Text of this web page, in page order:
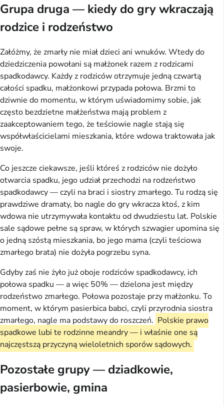
Grupa druga — kiedy do gry wkraczają
rodzice i rodzeństwo
Załóżmy, że zmarły nie miał dzieci ani wnuków. Wtedy do
dziedziczenia powołani są małżonek razem z rodzicami
spadkodawcy. Każdy z rodziców otrzymuje jedną czwartą
całości spadku, małżonkowi przypada połowa. Brzmi to
dziwnie do momentu, w którym uświadomimy sobie, jak
często bezdzietne małżeństwa mają problem z
zaakceptowaniem tego, że teściowie nagle stają się
współwłaścicielami mieszkania, które wdowa traktowała jak
swoje.
Co jeszcze ciekawsze, jeśli któreś z rodziców nie dożyło
otwarcia spadku, jego udział przechodzi na rodzeństwo
spadkodawcy — czyli na braci i siostry zmarłego. Tu rodzą się
prawdziwe dramaty, bo nagle do gry wkracza ktoś, z kim
wdowa nie utrzymywała kontaktu od dwudziestu lat. Polskie
sale sądowe pełne są spraw, w których szwagier upomina się
o jedną szóstą mieszkania, bo jego mama (czyli teściowa
zmarłego brata) nie dożyła pogrzebu syna.
Gdyby zaś nie żyło już oboje rodziców spadkodawcy, ich
połowa spadku — a więc 50% — dzielona jest między
rodzeństwo zmarłego. Połowa pozostaje przy małżonku. To
moment, w którym pasierbica babci, czyli przyrodnia siostra
zmarłego, nagle ma podstawy do roszczeń. Polskie prawo
spadkowe lubi te rodzinne meandry — i właśnie one są
najczęstszą przyczyną wieloletnich sporów sądowych.
Pozostałe grupy — dziadkowie,
pasierbowie, gmina